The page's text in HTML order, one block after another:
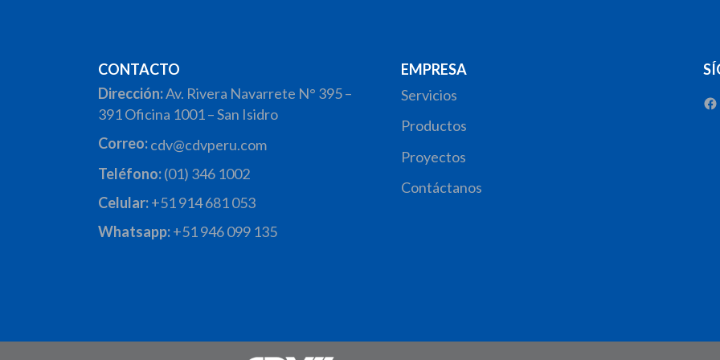
CONTACTO
Dirección:Av. Rivera Navarrete N° 395 –
391 Oficina 1001 – San Isidro
Correo:cdv@cdvperu.com
Teléfono:(01) 346 1002
Celular:+51 914 681 053
Whatsapp:+51 946 099 135
EMPRESA
Servicios
Productos
Proyectos
Contáctanos